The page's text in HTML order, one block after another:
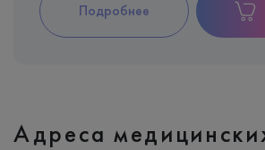
Подробнее
Адреса